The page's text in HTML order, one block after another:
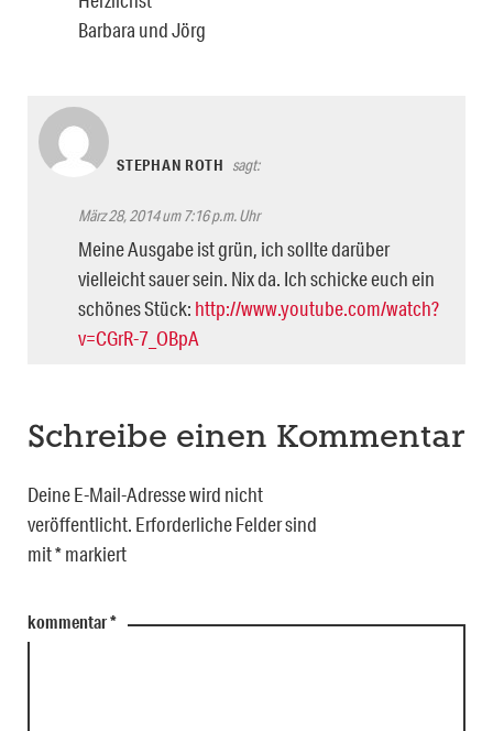
Barbara und Jörg
STEPHAN ROTH sagt:
März 28, 2014 um 7:16 p.m. Uhr
Meine Ausgabe ist grün, ich sollte darüber
vielleicht sauer sein. Nix da. Ich schicke euch ein
schönes Stück: http://www.youtube.com/watch?
v=CGrR-7_OBpA
Schreibe einen Kommentar
Deine E-Mail-Adresse wird nicht
veröffentlicht. Erforderliche Felder sind
mit*markiert
kommentar*